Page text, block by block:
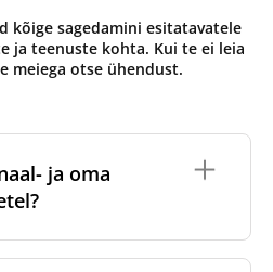
kõige sagedamini esitatavatele
ja teenuste kohta. Kui te ei leia
meiega otse ühendust.
ja oma